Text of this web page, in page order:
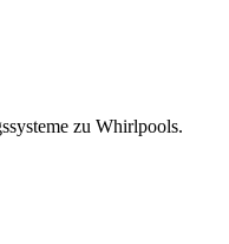
zu Whirlpools.